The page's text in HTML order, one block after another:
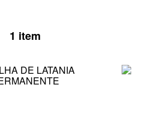
1 item